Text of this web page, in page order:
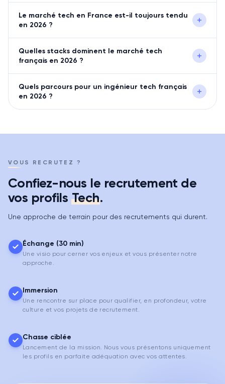
Le marché tech en France est-il toujours tendu
en 2026 ?
Quelles stacks dominent le marché tech
français en 2026 ?
Quels parcours pour un ingénieur tech français
en 2026 ?
VOUS RECRUTEZ ?
Confiez-nous le recrutement de
vos profils Tech.
Une approche de terrain pour des recrutements qui durent.
Échange (30 min)
Une visio pour cerner vos enjeux et vous présenter notre
approche.
Immersion
Une rencontre sur place pour qualifier, en profondeur, votre
culture et vos projets de recrutement.
Chasse ciblée
Lancement de la mission. Nous vous présentons uniquement
les profils en parfaite adéquation avec vos attentes.